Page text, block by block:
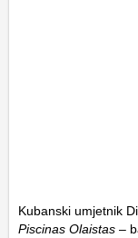
Kubanski umjetnik
Piscinas Olaistas –